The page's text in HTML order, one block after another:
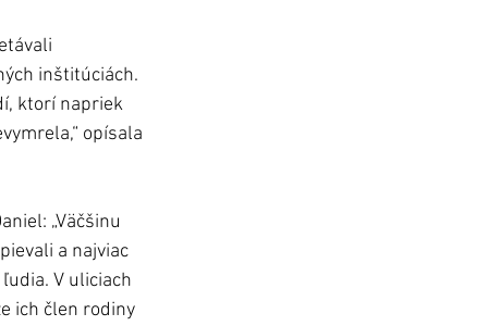
inštitúciách.
ktorí napriek
opísala
„Väčšinu
a najviac
V uliciach
ich člen rodiny